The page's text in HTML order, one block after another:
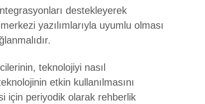
destekleyerek
yazılımlarıyla uyumlu olması
teknolojiyi nasıl
etkin kullanılmasını
için periyodik olarak rehberlik